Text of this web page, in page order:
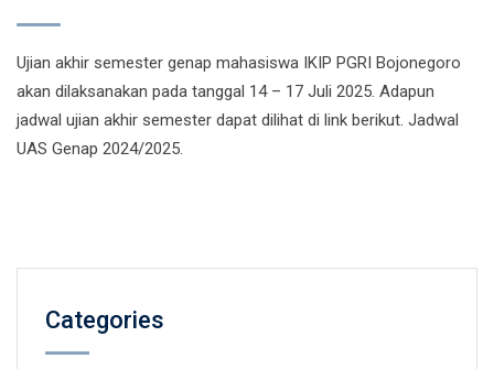
Ujian akhir semester genap mahasiswa IKIP PGRI Bojonegoro
akan dilaksanakan pada tanggal 14 – 17 Juli 2025. Adapun
jadwal ujian akhir semester dapat dilihat di link berikut. Jadwal
UAS Genap 2024/2025.
Categories